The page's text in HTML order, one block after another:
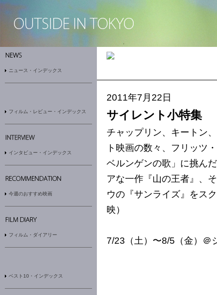
ニュース・インデックス
フィルム・レビュー・インデックス
インタビュー・インデックス
今週のおすすめ映画
フィルム・ダイアリー
ベスト10・インデックス
2011年7月22日
サイレント小特集
チャップリン、キートン
ト映画の数々、フリッツ
ベルンゲンの歌」に挑ん
アな一作『山の王者』、
ウの『サンライズ』をス
映）
7/23（土）〜8/5（金）＠